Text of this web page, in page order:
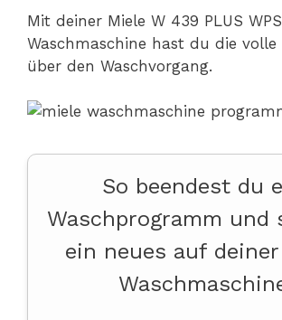
Mit deiner Miele W 439 PLUS WPS
Waschmaschine hast du die volle
über den Waschvorgang.
So beendest du
Waschprogramm und
ein neues auf